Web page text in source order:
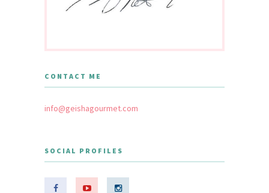
CONTACT ME
info@geishagourmet.com
SOCIAL PROFILES